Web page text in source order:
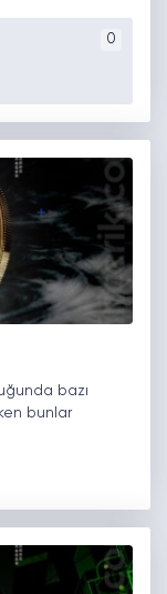
0
bazı
bunlar